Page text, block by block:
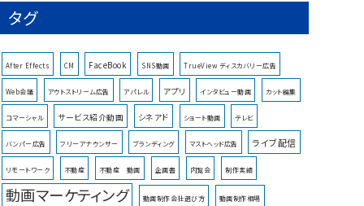
タグ
After Effects CM FaceBook SNS動画 TrueView ディスカバリー広告
Web会議 アウトストリーム広告 アパレル アプリ インタビュー動画 カット編集
コマーシャル サービス紹介動画 シネアド ショート動画 テレビ
バンパー広告 フリーアナウンサー ブランディング マストヘッド広告 ライブ配信
リモートワーク 不動産 不動産 動画 企画書 内覧会 制作実績
動画マーケティング 動画制作会社選び方 動画制作相場